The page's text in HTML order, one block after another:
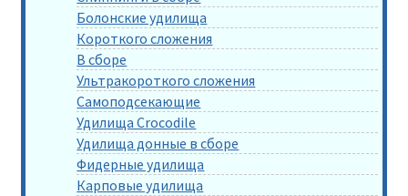
Болонские удилища
Короткого сложения
В сборе
Ультракороткого сложения
Самоподсекающие
Удилища Crocodile
Удилища донные в сборе
Фидерные удилища
Карповые удилища